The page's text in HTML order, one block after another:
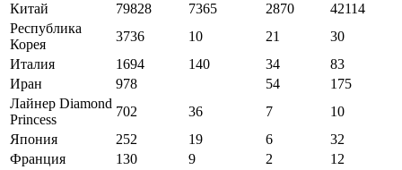
Китай 79828 7365 2870
42114
Республика
Корея
3736 10 21
30
Италия
1694 140 34
83
Иран
978 54
175
Лайнер Diamond
Princess
702 36 7
10
Япония
252 19 6
32
Франция
130 9 2
12